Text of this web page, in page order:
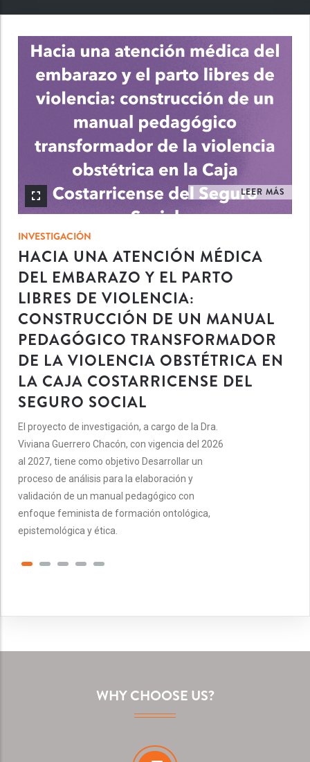
LEER MÁS
INVESTIGACIÓN
HACIA UNA ATENCIÓN MÉDICA
DEL EMBARAZO Y EL PARTO
LIBRES DE VIOLENCIA:
CONSTRUCCIÓN DE UN MANUAL
PEDAGÓGICO TRANSFORMADOR
DE LA VIOLENCIA OBSTÉTRICA EN
LA CAJA COSTARRICENSE DEL
SEGURO SOCIAL
El proyecto de investigación, a cargo de la Dra.
Viviana Guerrero Chacón, con vigencia del 2026
al 2027, tiene como objetivo Desarrollar un
proceso de análisis para la elaboración y
validación de un manual pedagógico con
enfoque feminista de formación ontológica,
epistemológica y ética.
WHY CHOOSE US?